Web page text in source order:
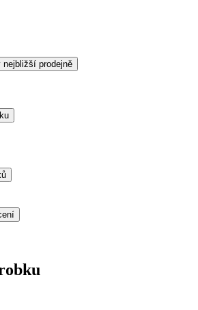
prodejně